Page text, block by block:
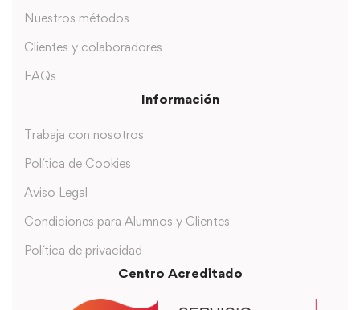
Nuestros métodos
Clientes y colaboradores
FAQs
Información
Trabaja con nosotros
Política de Cookies
Aviso Legal
Condiciones para Alumnos y Clientes
Política de privacidad
Centro Acreditado